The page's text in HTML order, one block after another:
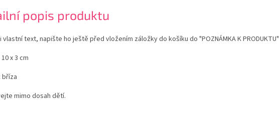
popis produktu
vlastní text, napište ho ještě před vložením záložky do košíku do "POZNÁMKA K PRODUKTU"
x 3 cm
bříza
mimo dosah dětí.